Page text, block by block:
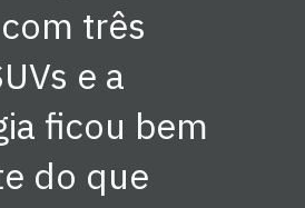
três
e a
ficou bem
do que